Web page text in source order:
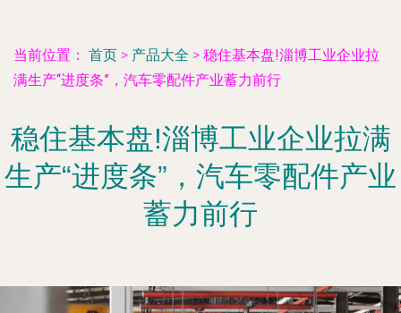
当前位置： 首页 > 产品大全 > 稳住基本盘!淄博工业企业拉
满生产“进度条”，汽车零配件产业蓄力前行
稳住基本盘!淄博工业企业拉满
生产“进度条”，汽车零配件产业
蓄力前行